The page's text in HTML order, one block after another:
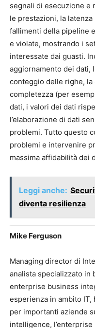
segnali di esecuzione e
le prestazioni, la
fallimenti della pipeline
e violate, mostrando i
interessate dai guasti.
aggiornamento dei dati,
conteggio delle righe, la
completezza (per
dati, i valori dei dati
l’elaborazione di dati
problemi. Tutto questo
problemi e intervenire
massima affidabilità dei
Leggi anche:
diventa resilienza
Mike Ferguson
Managing director di
analista specializzato in
enterprise business
esperienza in ambito
per importanti aziende
intelligence,